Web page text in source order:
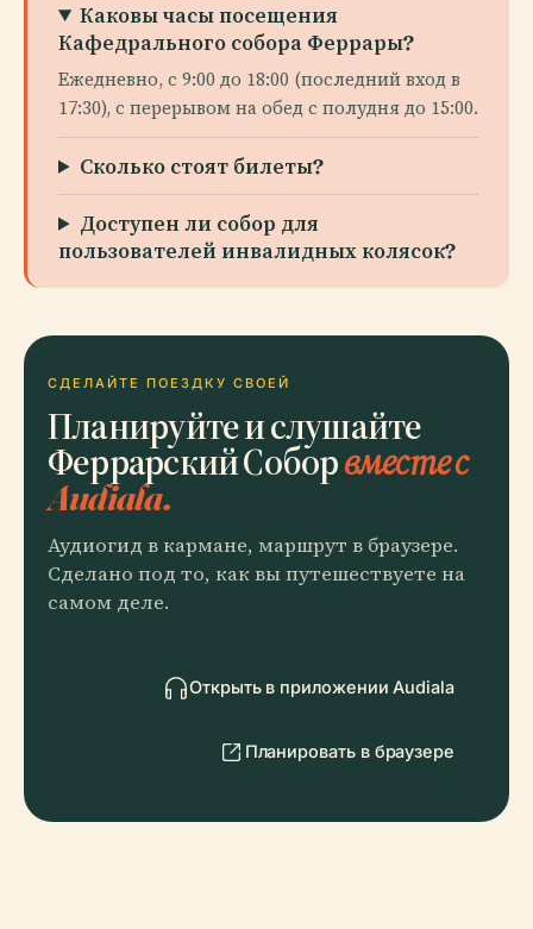
Каковы часы посещения
Кафедрального собора Феррары?
Ежедневно, с 9:00 до 18:00 (последний вход в
17:30), с перерывом на обед с полудня до 15:00.
Сколько стоят билеты?
Доступен ли собор для
пользователей инвалидных колясок?
СДЕЛАЙТЕ ПОЕЗДКУ СВОЕЙ
Планируйте и слушайте
Феррарский Соборвместе с
Audiala.
Аудиогид в кармане, маршрут в браузере.
Сделано под то, как вы путешествуете на
самом деле.
Открыть в приложении Audiala
Планировать в браузере